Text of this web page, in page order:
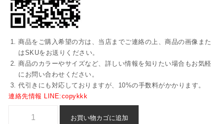
商品をご購入希望の方は、当店までご連絡の上、商品の画像また
はSKUをお送りください。
商品のカラーやサイズなど、詳しい情報を知りたい場合もお気軽
にお問い合わせください。
代引きにも対応しておりますが、10%の手数料がかかります。
連絡先情報 LINE:copykkk
お買い物カゴに追加